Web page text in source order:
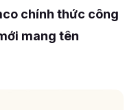
chính thức công
mang tên